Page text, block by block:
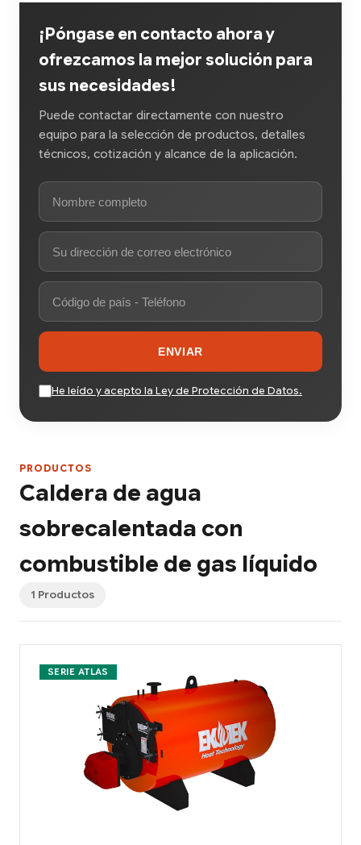
¡Póngase en contacto ahora y
ofrezcamos la mejor solución para
sus necesidades!
Puede contactar directamente con nuestro
equipo para la selección de productos, detalles
técnicos, cotización y alcance de la aplicación.
ENVIAR
He leído y acepto la Ley de Protección de Datos.
PRODUCTOS
Caldera de agua
sobrecalentada con
combustible de gas líquido
1 Productos
SERIE ATLAS